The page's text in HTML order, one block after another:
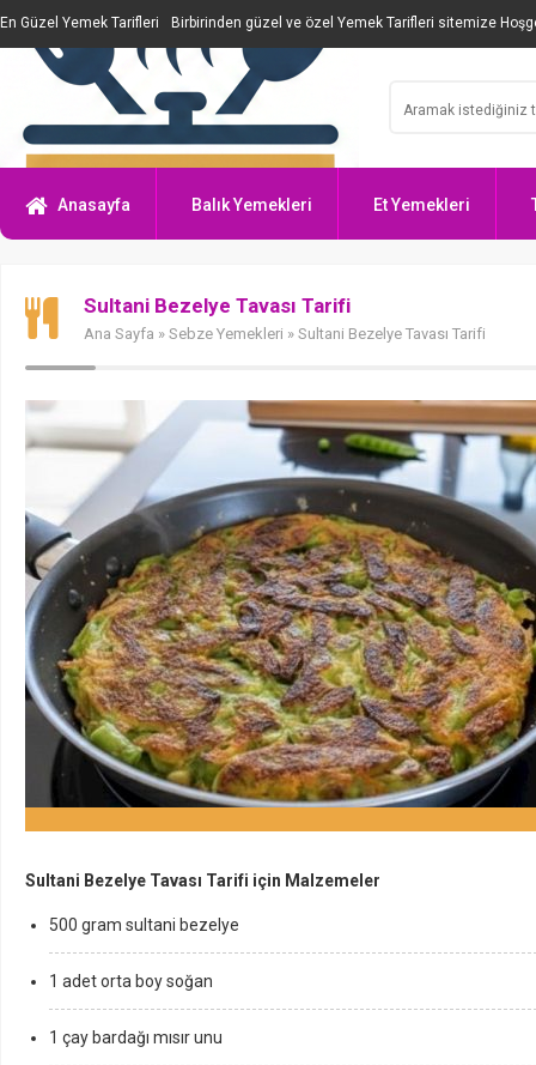
En Güzel Yemek Tarifleri Birbirinden güzel ve özel Yemek Tarifleri sitemize
Anasayfa Balık Yemekleri Et Yemekleri
Sultani Bezelye Tavası Tarifi
Ana Sayfa » Sebze Yemekleri » Sultani Bezelye Tavası Tarifi
Sultani Bezelye Tavası Tarifi için Malzemeler
500 gram sultani bezelye
1 adet orta boy soğan
1 çay bardağı mısır unu